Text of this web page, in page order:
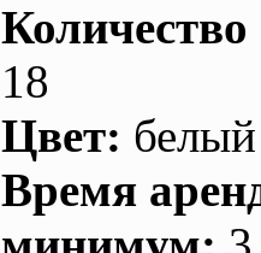
Количество
18
Цвет: белый
Время